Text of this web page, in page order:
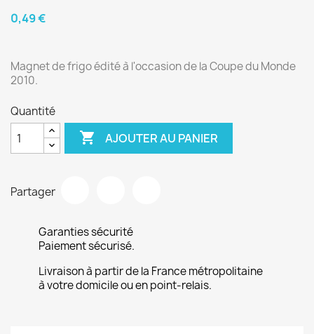
0,49 €
Magnet de frigo édité à l'occasion de la Coupe du Monde
2010.
Quantité
 AJOUTER AU PANIER
Partager
Garanties sécurité
Paiement sécurisé.
Livraison à partir de la France métropolitaine
à votre domicile ou en point-relais.